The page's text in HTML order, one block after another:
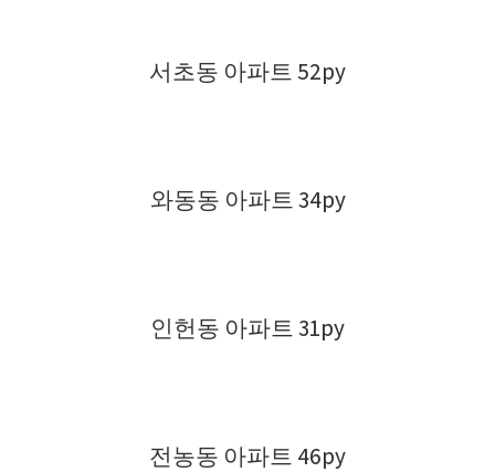
서초동 아파트 52py
와동동 아파트 34py
인헌동 아파트 31py
전농동 아파트 46py